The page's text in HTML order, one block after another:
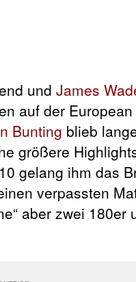
und James
auf der
Bunting blieb
größere
gelang ihm das
verpassten
aber zwei